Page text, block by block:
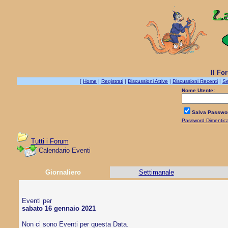
Il
[ Home | Registrati | Discussioni Attive | Discussioni Recenti |
Nome Utente:
Salva
Password
Tutti i Forum
Calendario Eventi
Giornaliero Settimanale
Eventi per
sabato 16 gennaio 2021
Non ci sono Eventi per questa Data.